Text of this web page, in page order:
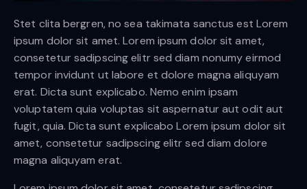
Stet clita bergren, no sea takimata sanctus est Lorem
ipsum dolor sit amet. Lorem ipsum dolor sit amet,
consetetur sadipscing elitr sed diam nonumy eirmod
tempor invidunt ut labore et dolore magna aliquyam
erat. Dicta sunt explicabo. Nemo enim ipsam
voluptatem quia voluptas sit aspernatur aut odit aut
fugit, quia. Dicta sunt explicabo Lorem ipsum dolor sit
amet, consetetur sadipscing elitr sed diam dolore
magna aliquyam erat.